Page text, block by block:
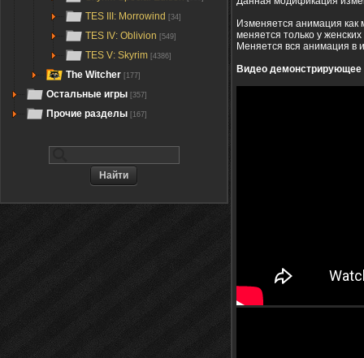
TES III: Morrowind [34]
TES IV: Oblivion [549]
TES V: Skyrim [4386]
The Witcher [177]
Остальные игры [357]
Прочие разделы [167]
Изменяется анимация как
меняется только у
Меняется вся анимация в
Видео